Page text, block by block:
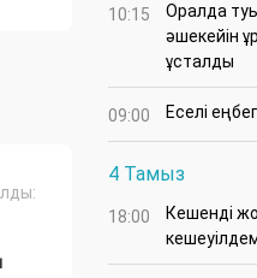
10:15
Оралда
әшекейін
ұсталды
09:00 Еселі
4 Тамыз
18:00
Кешенді